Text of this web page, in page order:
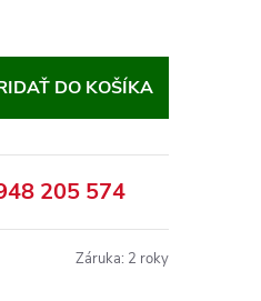
DO KOŠÍKA
205 574
Záruka: 2 roky